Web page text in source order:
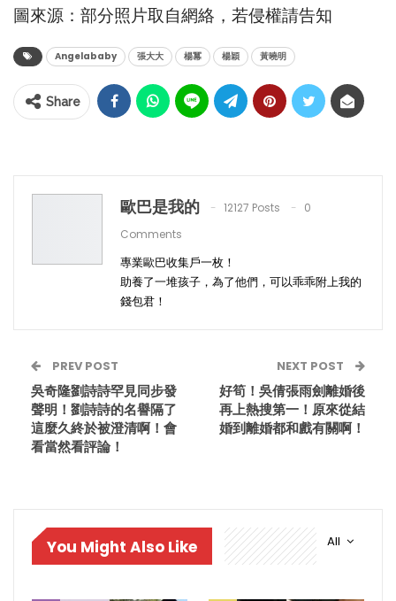
圖來源：部分照片取自網絡，若侵權請告知
Angelababy 張大大 楊冪 楊穎 黃曉明
Share
歐巴是我的 12127 Posts
0
Comments
專業歐巴收集戶一枚！
助養了一堆孩子，為了他們，可以乖乖附上我的
錢包君！
PREV POST
吳奇隆劉詩詩罕見同步發
聲明！劉詩詩的名譽隔了
這麼久終於被澄清啊！會
看當然看評論！
NEXT POST
好筍！吳倩張雨劍離婚後
再上熱搜第一！原來從結
婚到離婚都和戲有關啊！
All
You Might Also Like